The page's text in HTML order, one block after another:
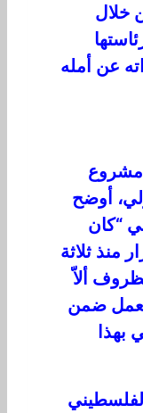
خلال
عن أمله
مشروع
أوضح
“كان
منذ ثلاثة
ألاّ
نعمل ضمن
بهذا